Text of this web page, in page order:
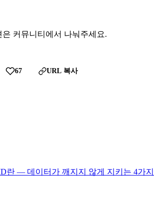
커뮤니티에서 나눠주세요.
67 URL 복사
란 — 데이터가 깨지지 않게 지키는 4가지